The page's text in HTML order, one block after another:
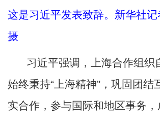
这是习近平发表致辞。新华社
摄
习近平强调，上海合作组织
始终秉持“上海精神”，巩固团结
实合作，参与国际和地区事务